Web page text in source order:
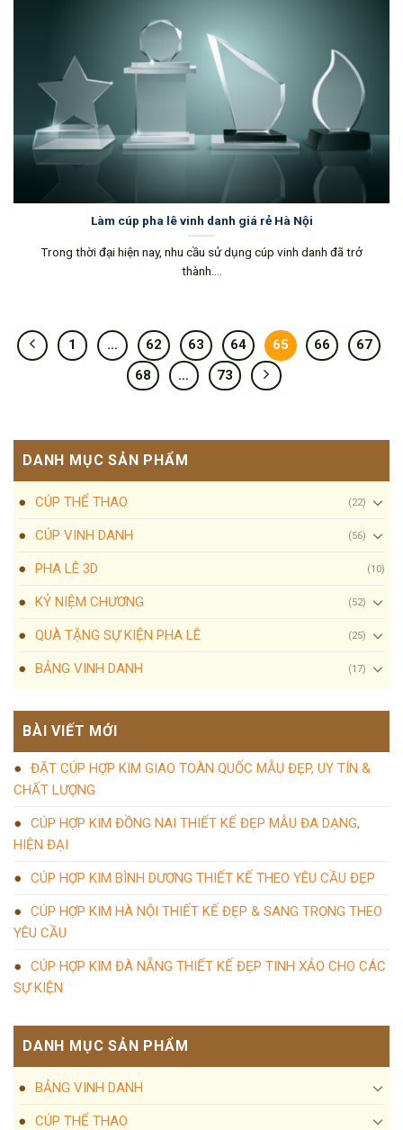
Làm cúp pha lê vinh danh giá rẻ Hà Nội
Trong thời đại hiện nay, nhu cầu sử dụng cúp vinh danh đã trở
thành....
1 … 62 63 64 65 66
67
68
… 73
DANH MỤC SẢN PHẨM
CÚP THỂ THAO (22)
CÚP VINH DANH (56)
PHA LÊ 3D (10)
KỶ NIỆM CHƯƠNG (52)
QUÀ TẶNG SỰ KIỆN PHA LÊ (25)
BẢNG VINH DANH (17)
BÀI VIẾT MỚI
ĐẶT CÚP HỢP KIM GIAO TOÀN QUỐC MẪU ĐẸP, UY TÍN &
CHẤT LƯỢNG
CÚP HỢP KIM ĐỒNG NAI THIẾT KẾ ĐẸP MẪU ĐA DẠNG,
HIỆN ĐẠI
CÚP HỢP KIM BÌNH DƯƠNG THIẾT KẾ THEO YÊU CẦU ĐẸP
CÚP HỢP KIM HÀ NỘI THIẾT KẾ ĐẸP & SANG TRỌNG THEO
YÊU CẦU
CÚP HỢP KIM ĐÀ NẴNG THIẾT KẾ ĐẸP TINH XẢO CHO CÁC
SỰ KIỆN
DANH MỤC SẢN PHẨM
BẢNG VINH DANH
CÚP THỂ THAO